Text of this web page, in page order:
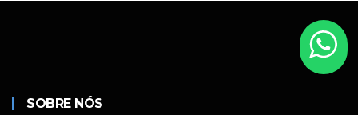
SOBRE NÓS